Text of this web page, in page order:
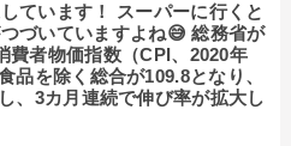
ています！ スーパーに行くと
づいていますよね😅 総務省が
費者物価指数（CPI、2020年
品を除く総合が109.8となり、
、3カ月連続で伸び率が拡大し